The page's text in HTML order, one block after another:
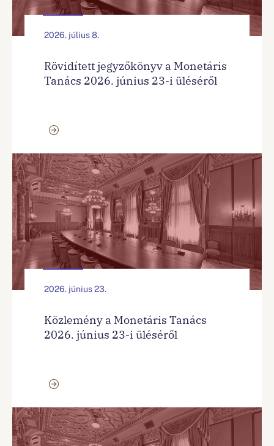
2026. július 8.
Rövidített jegyzőkönyv a Monetáris
Tanács 2026. június 23-i üléséről
2026. június 23.
Közlemény a Monetáris Tanács
2026. június 23-i üléséről